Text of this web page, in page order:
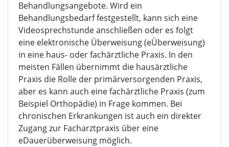
Behandlungsangebote. Wird ein
Behandlungsbedarf festgestellt, kann sich eine
Videosprechstunde anschließen oder es folgt
eine elektronische Überweisung (eÜberweisung)
in eine haus- oder fachärztliche Praxis. In den
meisten Fällen übernimmt die hausärztliche
Praxis die Rolle der primärversorgenden Praxis,
aber es kann auch eine fachärztliche Praxis (zum
Beispiel Orthopädie) in Frage kommen. Bei
chronischen Erkrankungen ist auch ein direkter
Zugang zur Facharztpraxis über eine
eDauerüberweisung möglich.